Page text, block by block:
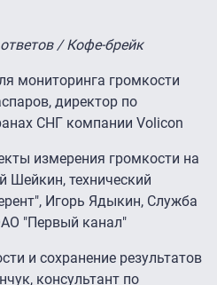
/ Кофе-брейк
мониторинга громкости
директор по
СНГ компании Volicon
измерения громкости на
Шейкин, технический
Игорь Ядыкин, Служба
"Первый канал"
и сохранение результатов
консультант по